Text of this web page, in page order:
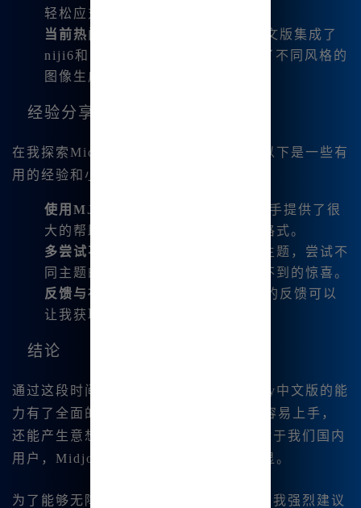
轻松应对。
当前热门模型
：当前Midjourney中文版集成了
niji6和SDXL绘制，这让我体验到了不同风格的
图像生成能力。
经验分享与小贴士
在我探索Midjourney中文版的过程中，以下是一些有
用的经验和小贴士：
使用MJ提词器
：这个工具真的为新手提供了很
大的帮助，能帮助我快速理解命令格式。
多尝试不同主题
：不要局限在某一主题，尝试不
同主题的绘画工作，会带给我意想不到的惊喜。
反馈与社区
：参与Midjourney社区的反馈可以
让我获取更多使用技巧和灵感。
结论
通过这段时间的体验，我对Midjourney中文版的能
力有了全面的认识。
不仅容易上手，
还能产生意想不到的艺术效果。尤其是对于我们国内
用户，Midjourney中文版的优势非常明显。
为了能够无障碍地享受这个创作的过程，我强烈建议